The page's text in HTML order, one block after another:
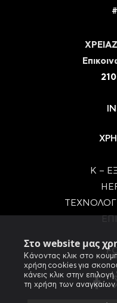
Στο website μας
Κάνοντας κλικ στο
χρήση cookies για
κάνεις κλικ στην
τη χρήση των αναγκαίων
Κ –